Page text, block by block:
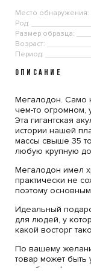
Место обнаружения:
Род:
Размер образца:
Возраст:
Период:
ОПИСАНИЕ
Мегалодон. Само
чем-то огромном,
Эта гигантская
истории нашей
массы свыше 35
любую крупную
Мегалодон имел
практически не
поэтому
Идеальный
для людей, у
какой восторг
По вашему
товар может быть
коробку с